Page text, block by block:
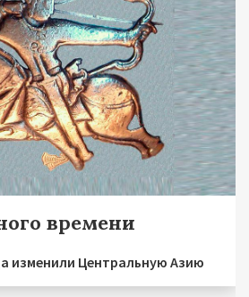
времени
изменили Центральную Азию